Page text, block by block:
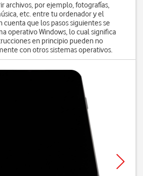
archivos, por ejemplo, fotografías,
etc. entre tu ordenador y el
cuenta que los pasos siguientes se
operativo Windows, lo cual significa
en principio pueden no
con otros sistemas operativos.